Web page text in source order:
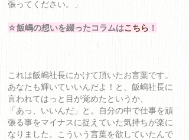
張ってください。」
☆飯嶋の想いを綴ったコラムはこちら ！
これは飯嶋社長にかけて頂いたお言葉です。
あなたも輝いていいんだよ！と、飯嶋社長に
言われてはっと目が覚めたというか、
「あっ、いいんだ」と。自分の中で仕事を頑
張る事をマイナスに捉えていた気持ちが楽に
なりました。こういう言葉を欲していたんで